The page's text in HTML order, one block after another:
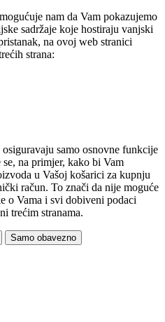
nam da Vam pokazujemo
sadržaje koje hostiraju vanjski
na ovoj web stranici
strana:
samo osnovne funkcije
na primjer, kako bi Vam
u Vašoj košarici za kupnju
račun. To znači da nije moguće
o Vama i svi dobiveni podaci
trećim stranama.
Samo obavezno